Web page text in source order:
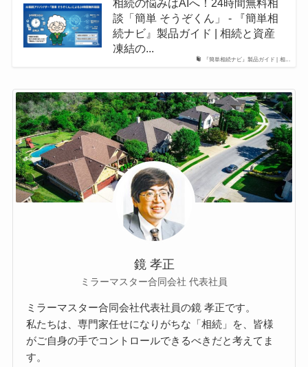
『簡単相続ナビ』製品ガイド | 相...
相続の悩みはAIへ！24時間無料相
談「簡単 そうぞくん」 - 『簡単相
続ナビ』製品ガイド | 相続と資産
凍結の...
鏡 孝正
ミラーマスター合同会社 代表社員
ミラーマスター合同会社代表社員の鏡 孝正です。
私たちは、専門家任せになりがちな「相続」を、皆様
がご自身の手でコントロールできるべきだと考えてま
す。